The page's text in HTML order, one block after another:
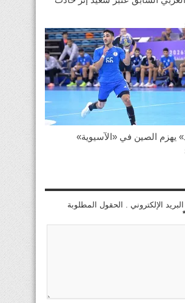
يهزم الصين في «الآسيوية»
الإلكتروني . الحقول المطلوبة
*